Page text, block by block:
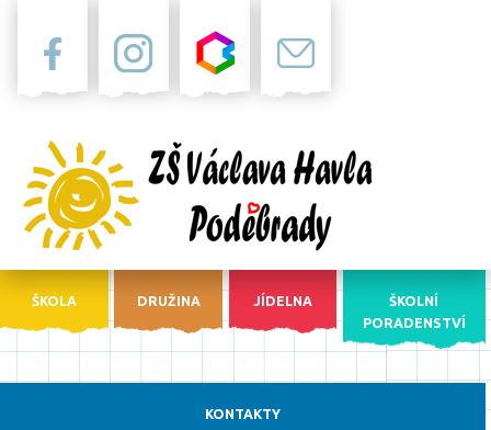
ŠKOLA DRUŽINA JÍDELNA
ŠKOLNÍ
PORADENSTVÍ
KONTAKTY